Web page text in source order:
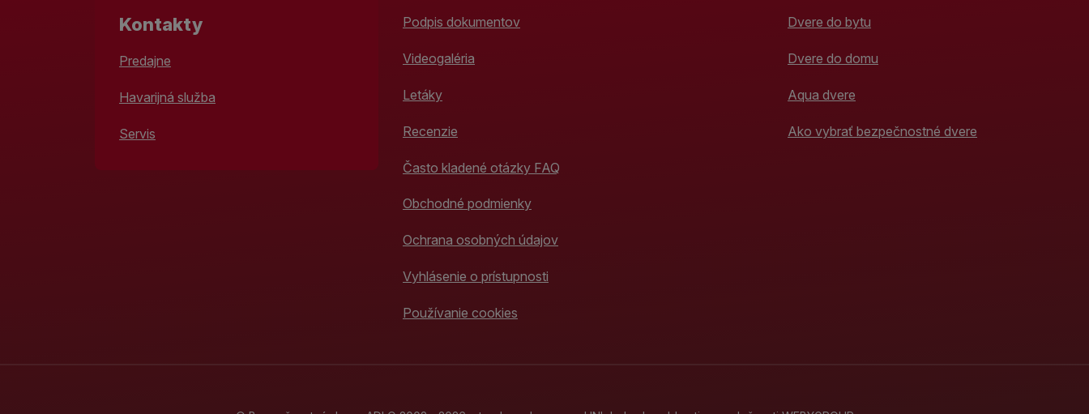
Kontakty
Predajne
Havarijná služba
Servis
Podpis dokumentov
Videogaléria
Letáky
Recenzie
Často kladené otázky FAQ
Obchodné podmienky
Ochrana osobných údajov
Vyhlásenie o prístupnosti
Používanie cookies
Dvere do bytu
Dvere do domu
Aqua dvere
Ako vybrať bezpečnostné dvere